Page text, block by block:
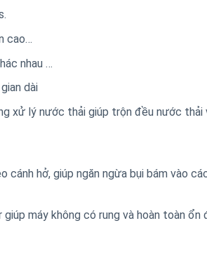
cao…
nhau …
dài
xử lý nước thải giúp trộn đều nước thải
hở, giúp ngăn ngừa bụi bám vào
máy không có rung và hoàn toàn ổn